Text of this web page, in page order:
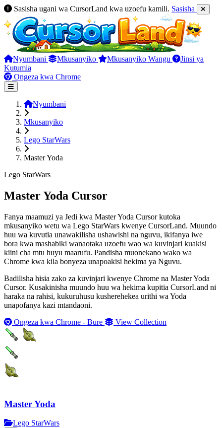
Sasisha ugani wa CursorLand kwa uzoefu kamili. Sasisha
Nyumbani Mkusanyiko Mkusanyiko Wangu
Jinsi ya
Kutumia
Ongeza kwa Chrome
Nyumbani
Mkusanyiko
Lego StarWars
Master Yoda
Lego StarWars
Master Yoda Cursor
Fanya maamuzi ya Jedi kwa Master Yoda Cursor kutoka
mkusanyiko wetu wa Lego StarWars kwenye CursorLand. Muundo
huu wa kuvutia unawakilisha ushawishi na nguvu, ikifanya iwe
bora kwa mashabiki wanaotaka uzoefu wao wa kuvinjari kuakisi
kiini cha mtu huyu maarufu. Pandisha muonekano wako wa
Chrome kwa kila bonyeza unapoakisi hekima ya Nguvu.
Badilisha hisia zako za kuvinjari kwenye Chrome na Master Yoda
Cursor. Kusakinisha muundo huu wa hekima kupitia CursorLand ni
haraka na rahisi, kukuruhusu kusherehekea urithi wa Yoda
unapofanya kazi mtandaoni.
Ongeza kwa Chrome - Bure
View Collection
Master Yoda
Lego StarWars